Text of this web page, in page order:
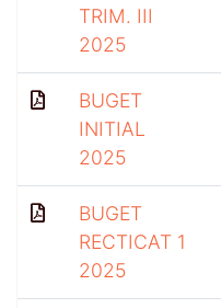
TRIM. III
2025
BUGET
INITIAL
2025
BUGET
RECTICAT 1
2025